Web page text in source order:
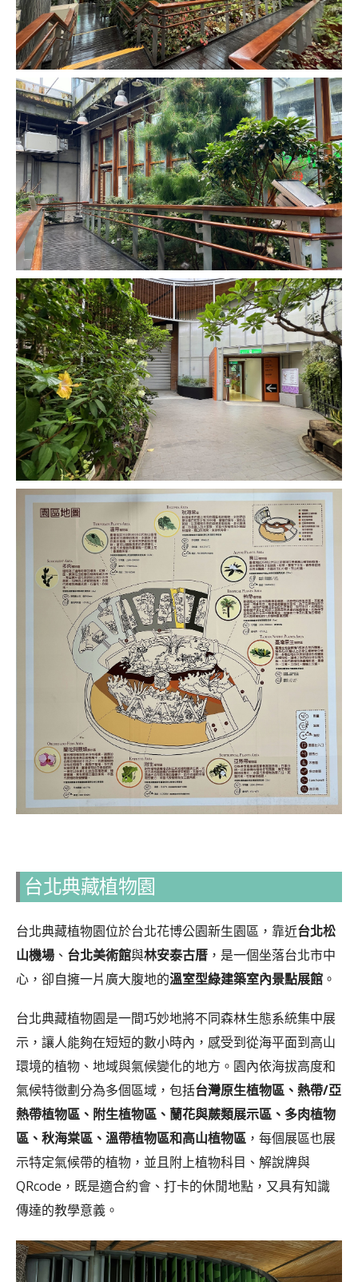
台北典藏植物園
台北典藏植物園位於台北花博公園新生園區，靠近台北松
山機場 、 台北美術館與林安泰古厝 ，是一個坐落台北市中
心，卻自擁一片廣大腹地的溫室型綠建築室內景點展館 。
台北典藏植物園是一間巧妙地將不同森林生態系統集中展
示，讓人能夠在短短的數小時內，感受到從海平面到高山
環境的植物、地域與氣候變化的地方。園內依海拔高度和
氣候特徵劃分為多個區域，包括台灣原生植物區、熱帶/亞
熱帶植物區、附生植物區、蘭花與蕨類展示區、多肉植物
區、秋海棠區、溫帶植物區和高山植物區 ，每個展區也展
示特定氣候帶的植物，並且附上植物科目、解說牌與
QRcode，既是適合約會、打卡的休閒地點，又具有知識
傳達的教學意義。